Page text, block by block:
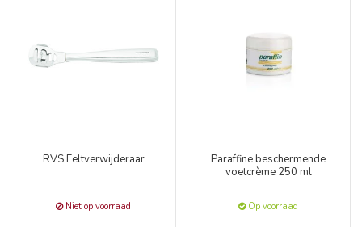
RVS Eeltverwijderaar
Niet op voorraad
Paraffine beschermende
voetcrème 250 ml
Op voorraad